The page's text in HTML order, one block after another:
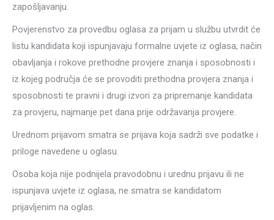
zapošljavanju.
Povjerenstvo za provedbu oglasa za prijam u službu utvrdit će
listu kandidata koji ispunjavaju formalne uvjete iz oglasa, način
obavljanja i rokove prethodne provjere znanja i sposobnosti i
iz kojeg područja će se provoditi prethodna provjera znanja i
sposobnosti te pravni i drugi izvori za pripremanje kandidata
za provjeru, najmanje pet dana prije održavanja provjere.
Urednom prijavom smatra se prijava koja sadrži sve podatke i
priloge navedene u oglasu.
Osoba koja nije podnijela pravodobnu i urednu prijavu ili ne
ispunjava uvjete iz oglasa, ne smatra se kandidatom
prijavljenim na oglas.